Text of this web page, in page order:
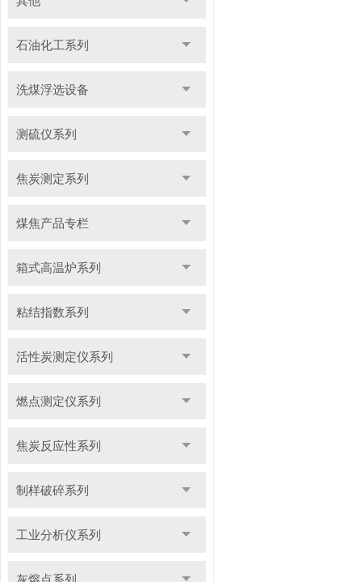
石油化工系列
洗煤浮选设备
测硫仪系列
焦炭测定系列
煤焦产品专栏
箱式高温炉系列
粘结指数系列
活性炭测定仪系列
燃点测定仪系列
焦炭反应性系列
制样破碎系列
工业分析仪系列
灰熔点系列